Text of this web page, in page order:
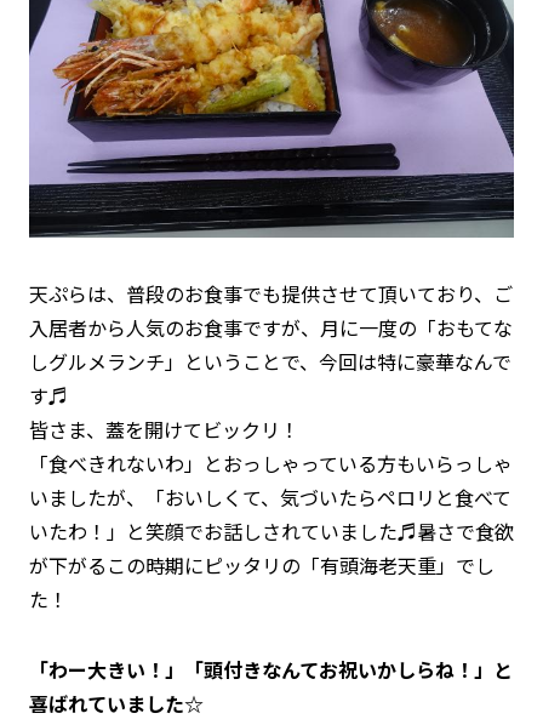
天ぷらは、普段のお食事でも提供させて頂いており、ご
入居者から人気のお食事ですが、月に一度の「おもてな
しグルメランチ」ということで、今回は特に豪華なんで
す♬
皆さま、蓋を開けてビックリ！
「食べきれないわ」とおっしゃっている方もいらっしゃ
いましたが、「おいしくて、気づいたらペロリと食べて
いたわ！」と笑顔でお話しされていました♬暑さで食欲
が下がるこの時期にピッタリの「有頭海老天重」でし
た！
「わー大きい！」「頭付きなんてお祝いかしらね！」と
喜ばれていました☆